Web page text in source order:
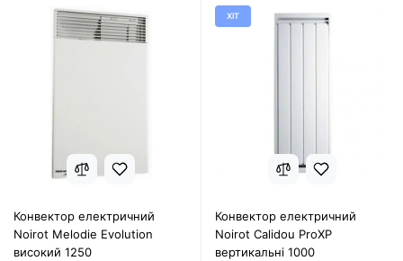
Конвектор електричний
Noirot Melodie Evolution
високий 1250
ХІТ
Конвектор електричний
Noirot Calidou ProXP
вертикальні 1000